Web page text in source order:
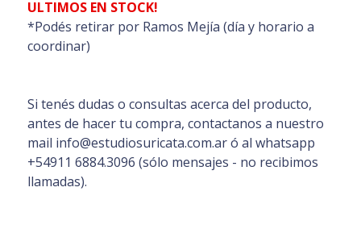
ULTIMOS EN STOCK!
*Podés retirar por Ramos Mejía (día y horario a
coordinar)
Si tenés dudas o consultas acerca del producto,
antes de hacer tu compra, contactanos a nuestro
mail info@estudiosuricata.com.ar ó al whatsapp
+54911 6884.3096 (sólo mensajes - no recibimos
llamadas).